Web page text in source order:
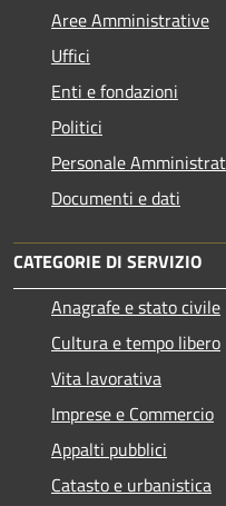
Aree Amministrative
Uffici
Enti e fondazioni
Politici
Personale
Documenti e dati
CATEGORIE DI SERVIZIO
Anagrafe e stato civile
Cultura e tempo libero
Vita lavorativa
Imprese e Commercio
Appalti pubblici
Catasto e urbanistica